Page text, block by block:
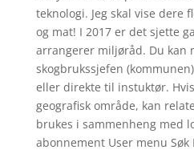
teknologi. Jeg skal vise dere
og mat! I 2017 er det sjette
arrangerer miljøråd. Du kan
skogbrukssjefen
eller direkte til instuktør.
geografisk område, kan
brukes i sammenheng med
abonnement User menu Søk